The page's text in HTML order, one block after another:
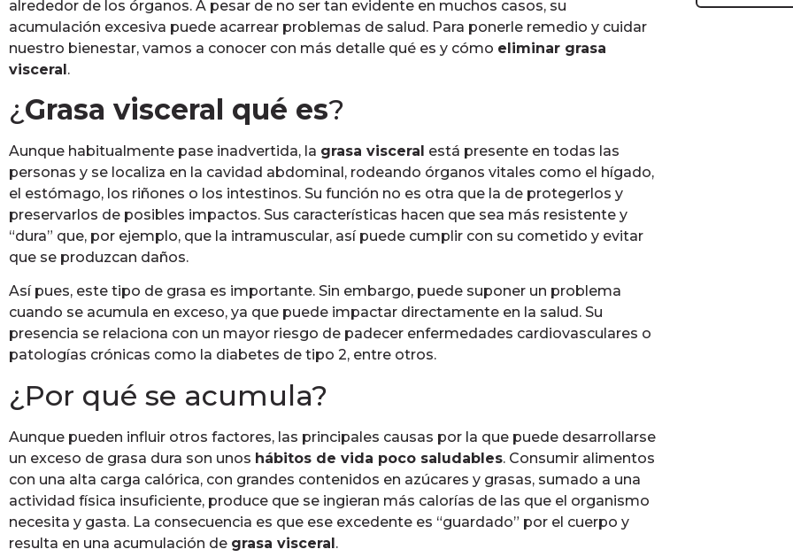
alrededor de los órganos. A pesar de no ser tan evidente en muchos casos, su
acumulación excesiva puede acarrear problemas de salud. Para ponerle remedio y cuidar
nuestro bienestar, vamos a conocer con más detalle qué es y cómo eliminar grasa
visceral.
¿ Grasa visceral qué es?
Aunque habitualmente pase inadvertida, la grasa visceral está presente en todas las
personas y se localiza en la cavidad abdominal, rodeando órganos vitales como el hígado,
el estómago, los riñones o los intestinos. Su función no es otra que la de protegerlos y
preservarlos de posibles impactos. Sus características hacen que sea más resistente y
“dura” que, por ejemplo, que la intramuscular, así puede cumplir con su cometido y evitar
que se produzcan daños.
Así pues, este tipo de grasa es importante. Sin embargo, puede suponer un problema
cuando se acumula en exceso, ya que puede impactar directamente en la salud. Su
presencia se relaciona con un mayor riesgo de padecer enfermedades cardiovasculares o
patologías crónicas como la diabetes de tipo 2, entre otros.
¿Por qué se acumula?
Aunque pueden influir otros factores, las principales causas por la que puede desarrollarse
un exceso de grasa dura son unos hábitos de vida poco saludables. Consumir alimentos
con una alta carga calórica, con grandes contenidos en azúcares y grasas, sumado a una
actividad física insuficiente, produce que se ingieran más calorías de las que el organismo
necesita y gasta. La consecuencia es que ese excedente es “guardado” por el cuerpo y
resulta en una acumulación de grasa visceral.